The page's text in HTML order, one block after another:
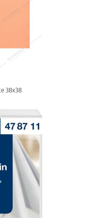
38x38